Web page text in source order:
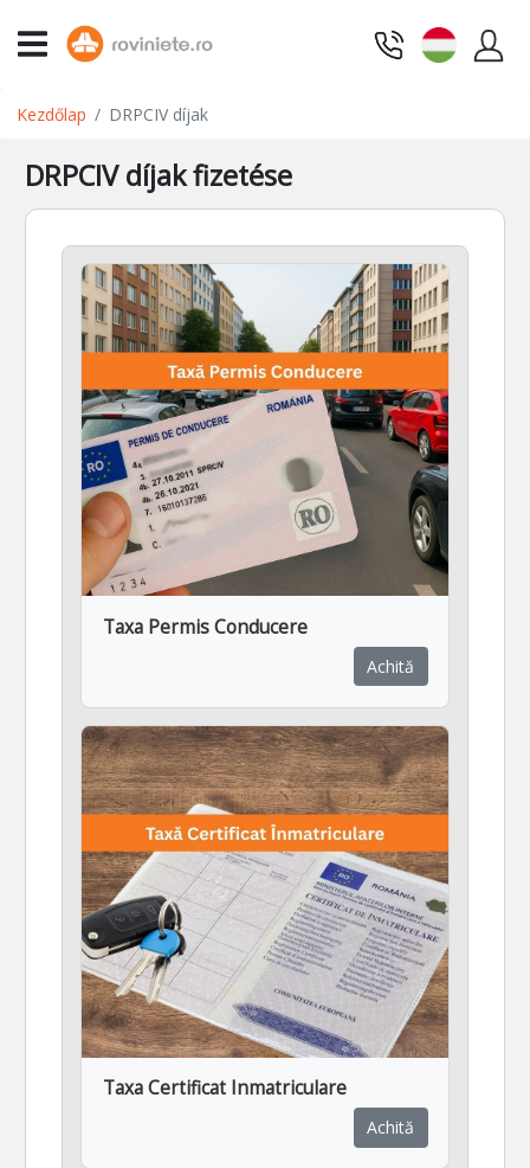
Kezdőlap DRPCIV díjak
DRPCIV díjak fizetése
Taxa Permis Conducere
Achită
Taxa Certificat Inmatriculare
Achită